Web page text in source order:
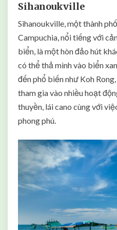
Sihanoukville
Sihanoukville, một thành
Campuchia, nổi tiếng với
biển, là một hòn đảo hút
có thể thả mình vào biển
đến phổ biến như Koh
tham gia vào nhiều hoạt
thuyền, lái cano cùng với
phong phú.